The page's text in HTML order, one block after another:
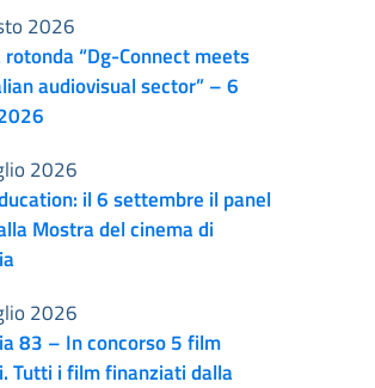
rotonda “Dg-Connect meets
audiovisual sector” – 6
2026
il 6 settembre il panel
Mostra del cinema di
2026
83 – In concorso 5 film
Tutti i film finanziati dalla
2026